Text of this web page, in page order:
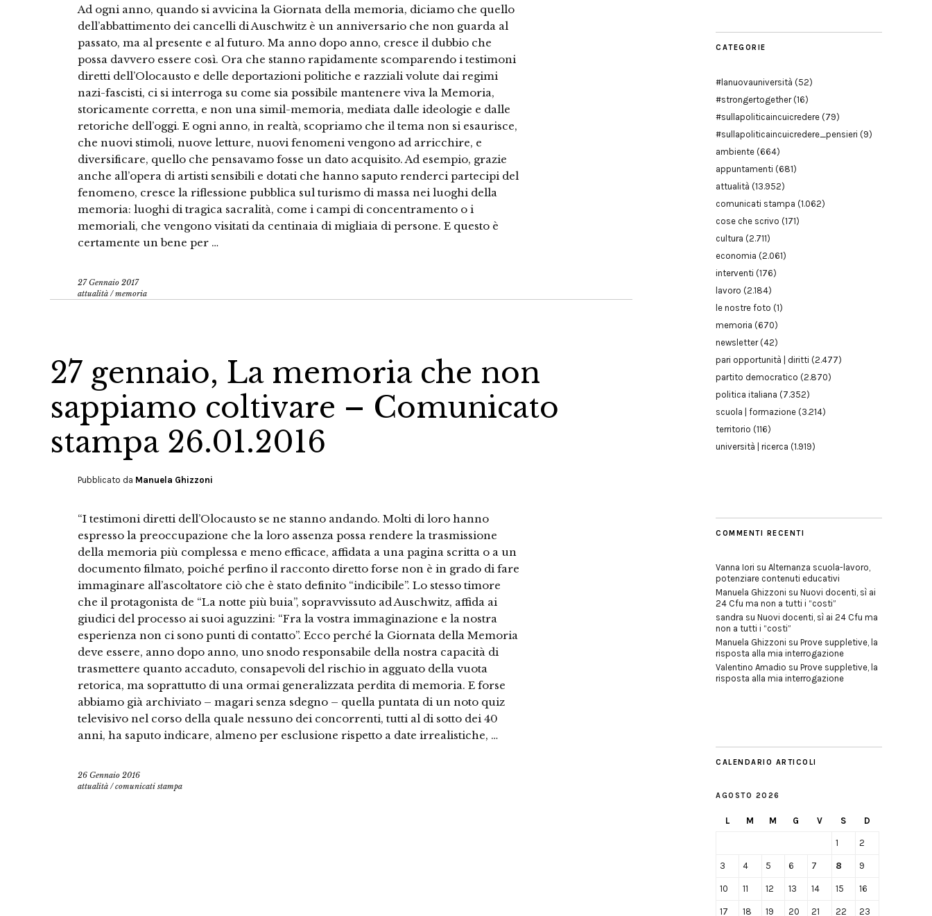
Ad ogni anno, quando si avvicina la Giornata della memoria, diciamo che quello
dell’abbattimento dei cancelli di Auschwitz è un anniversario che non guarda al
passato, ma al presente e al futuro. Ma anno dopo anno, cresce il dubbio che
possa davvero essere così. Ora che stanno rapidamente scomparendo i testimoni
diretti dell’Olocausto e delle deportazioni politiche e razziali volute dai regimi
nazi-fascisti, ci si interroga su come sia possibile mantenere viva la Memoria,
storicamente corretta, e non una simil-memoria, mediata dalle ideologie e dalle
retoriche dell’oggi. E ogni anno, in realtà, scopriamo che il tema non si esaurisce,
che nuovi stimoli, nuove letture, nuovi fenomeni vengono ad arricchire, e
diversificare, quello che pensavamo fosse un dato acquisito. Ad esempio, grazie
anche all’opera di artisti sensibili e dotati che hanno saputo renderci partecipi del
fenomeno, cresce la riflessione pubblica sul turismo di massa nei luoghi della
memoria: luoghi di tragica sacralità, come i campi di concentramento o i
memoriali, che vengono visitati da centinaia di migliaia di persone. E questo è
certamente un bene per …
27 Gennaio 2017
attualità /memoria
27 gennaio, La memoria che non
sappiamo coltivare – Comunicato
stampa 26.01.2016
Pubblicato da Manuela Ghizzoni
“I testimoni diretti dell’Olocausto se ne stanno andando. Molti di loro hanno
espresso la preoccupazione che la loro assenza possa rendere la trasmissione
della memoria più complessa e meno efficace, affidata a una pagina scritta o a un
documento filmato, poiché perfino il racconto diretto forse non è in grado di fare
immaginare all’ascoltatore ciò che è stato definito “indicibile”. Lo stesso timore
che il protagonista de “La notte più buia”, sopravvissuto ad Auschwitz, affida ai
giudici del processo ai suoi aguzzini: “Fra la vostra immaginazione e la nostra
esperienza non ci sono punti di contatto”. Ecco perché la Giornata della Memoria
deve essere, anno dopo anno, uno snodo responsabile della nostra capacità di
trasmettere quanto accaduto, consapevoli del rischio in agguato della vuota
retorica, ma soprattutto di una ormai generalizzata perdita di memoria. E forse
abbiamo già archiviato – magari senza sdegno – quella puntata di un noto quiz
televisivo nel corso della quale nessuno dei concorrenti, tutti al di sotto dei 40
anni, ha saputo indicare, almeno per esclusione rispetto a date irrealistiche, …
26 Gennaio 2016
attualità /comunicati stampa
CATEGORIE
#lanuovauniversità (52)
#strongertogether(16)
#sullapoliticaincuicredere (79)
#sullapoliticaincuicredere_pensieri (9)
ambiente (664)
appuntamenti (681)
attualità (13.952)
comunicati stampa (1.062)
cose che scrivo (171)
cultura (2.711)
economia (2.061)
interventi (176)
lavoro (2.184)
le nostre foto (1)
memoria (670)
newsletter(42)
pari opportunità | diritti (2.477)
partito democratico (2.870)
politica italiana (7.352)
scuola | formazione (3.214)
territorio (116)
università | ricerca (1.919)
COMMENTI RECENTI
Vanna Iori su Alternanza scuola-lavoro,
potenziare contenuti educativi
Manuela Ghizzoni su Nuovi docenti, sì ai
24 Cfu ma non a tutti i “costi”
sandra su Nuovi docenti, sì ai 24 Cfu ma
non a tutti i “costi”
Manuela Ghizzoni su Prove suppletive, la
risposta alla mia interrogazione
Valentino Amadio su Prove suppletive, la
risposta alla mia interrogazione
CALENDARIO ARTICOLI
AGOSTO 2026
L M M G V S D
1 2
3 4 5 6 7 8 9
10 11 12 13 14 15 16
17 18 19 20 21 22 23